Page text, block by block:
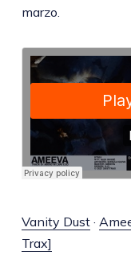
marzo.
Vanity Dust·
Trax]